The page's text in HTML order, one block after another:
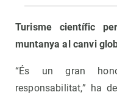
Turisme científic
muntanya al canvi
“És un gran
responsabilitat,” ha